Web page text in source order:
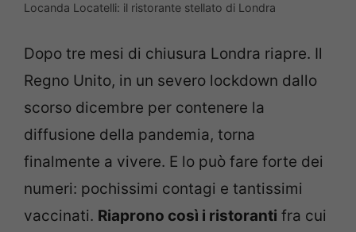
Locanda Locatelli: il ristorante stellato di Londra
Dopo tre mesi di chiusura Londra riapre. Il
Regno Unito, in un severo lockdown dallo
scorso dicembre per contenere la
diffusione della pandemia, torna
finalmente a vivere. E lo può fare forte dei
numeri: pochissimi contagi e tantissimi
vaccinati. Riaprono così i ristoranti fra cui